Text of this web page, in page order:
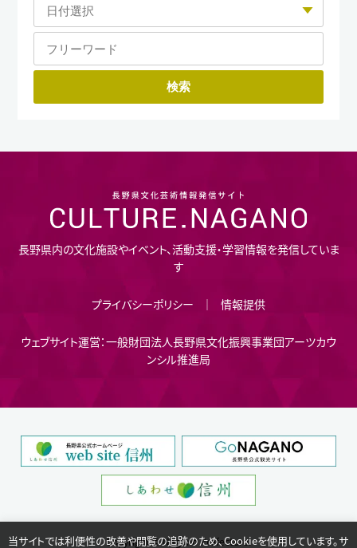
長野県内の文化施設やイベント、活動支援・学習情報を発信していま
す
プライバシーポリシー 情報提供
ウェブサイト運営：一般財団法人長野県文化振興事業団アーツカウ
ンシル推進局
Copyright © Nagano Prefecture.
当サイトでは利便性の改善や閲覧の追跡のため、Cookieを使用しています。サ